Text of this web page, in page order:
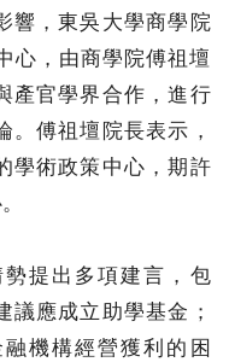
響，東吳大學商學院
心，由商學院傅祖壇
產官學界合作，進行
。傅祖壇院長表示，
學術政策中心，期許
提出多項建言，包
議應成立助學基金；
機構經營獲利的困